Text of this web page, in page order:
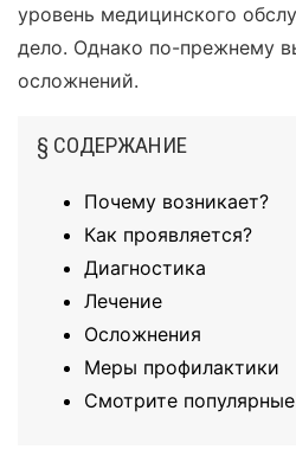
уровень медицинского
дело. Однако по-прежнему
осложнений.
§ СОДЕРЖАНИЕ
Почему возникает?
Как проявляется?
Диагностика
Лечение
Осложнения
Меры профилактики
Смотрите